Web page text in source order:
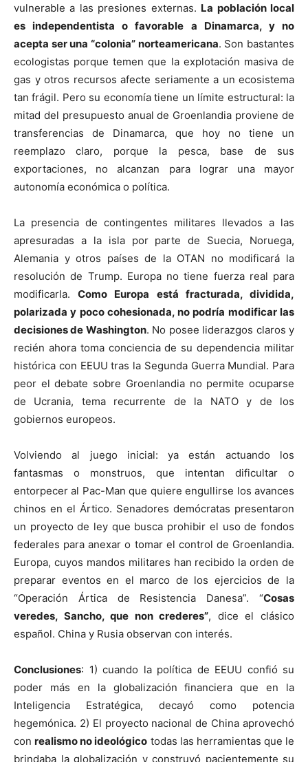
vulnerable a las presiones externas. La población local
es independentista o favorable a Dinamarca, y no
acepta ser una “colonia” norteamericana. Son bastantes
ecologistas porque temen que la explotación masiva de
gas y otros recursos afecte seriamente a un ecosistema
tan frágil. Pero su economía tiene un límite estructural: la
mitad del presupuesto anual de Groenlandia proviene de
transferencias de Dinamarca, que hoy no tiene un
reemplazo claro, porque la pesca, base de sus
exportaciones, no alcanzan para lograr una mayor
autonomía económica o política.
La presencia de contingentes militares llevados a las
apresuradas a la isla por parte de Suecia, Noruega,
Alemania y otros países de la OTAN no modificará la
resolución de Trump. Europa no tiene fuerza real para
modificarla.Como Europa está fracturada, dividida,
polarizada y poco cohesionada, no podría modificar las
decisiones de Washington. No posee liderazgos claros y
recién ahora toma conciencia de su dependencia militar
histórica con EEUU tras la Segunda Guerra Mundial. Para
peor el debate sobre Groenlandia no permite ocuparse
de Ucrania, tema recurrente de la NATO y de los
gobiernos europeos.
Volviendo al juego inicial: ya están actuando los
fantasmas o monstruos, que intentan dificultar o
entorpecer al Pac-Man que quiere engullirse los avances
chinos en el Ártico. Senadores demócratas presentaron
un proyecto de ley que busca prohibir el uso de fondos
federales para anexar o tomar el control de Groenlandia.
Europa, cuyos mandos militares han recibido la orden de
preparar eventos en el marco de los ejercicios de la
“Operación Ártica de Resistencia Danesa”. “Cosas
veredes, Sancho, que non crederes”, dice el clásico
español. China y Rusia observan con interés.
Conclusiones: 1) cuando la política de EEUU confió su
poder más en la globalización financiera que en la
Inteligencia Estratégica, decayó como potencia
hegemónica. 2) El proyecto nacional de China aprovechó
conrealismo no ideológico todas las herramientas que le
brindaba la globalización y construyó pacientemente su